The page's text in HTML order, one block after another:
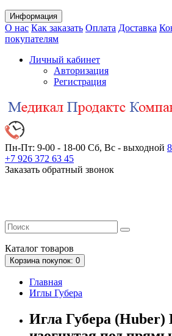
Информация
О нас Как заказать Оплата Доставка
покупателям
Личный кабинет
Авторизация
Регистрация
Пн-Пт: 9-00 - 18-00 Сб, Вс - выходной
+7 926 372 63 45
Заказать обратный звонок
Каталог товаров
Корзинапокупок: 0
Главная
Иглы Губера
Игла Губера (Huber)